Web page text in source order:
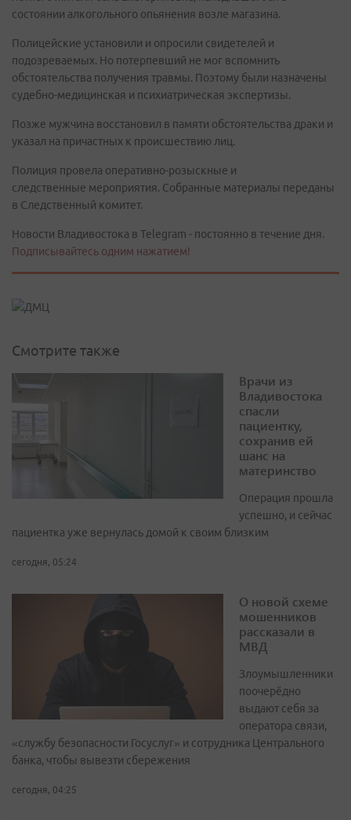
состоянии алкогольного опьянения возле магазина.
Полицейские установили и опросили свидетелей и
подозреваемых. Но потерпевший не мог вспомнить
обстоятельства получения травмы. Поэтому были назначены
судебно-медицинская и психиатрическая экспертизы.
Позже мужчина восстановил в памяти обстоятельства драки и
указал на причастных к происшествию лиц.
Полиция провела оперативно-розыскные и
следственные мероприятия. Собранные материалы переданы
в Следственный комитет.
Новости Владивостока в Telegram - постоянно в течение дня.
Подписывайтесь одним нажатием!
Смотрите также
Врачи из
Владивостока
спасли
пациентку,
сохранив ей
шанс на
материнство
Операция прошла
успешно, и сейчас
пациентка уже вернулась домой к своим близким
сегодня, 05:24
О новой схеме
мошенников
рассказали в
МВД
Злоумышленники
поочерёдно
выдают себя за
оператора связи,
«службу безопасности Госуслуг» и сотрудника Центрального
банка, чтобы вывезти сбережения
сегодня, 04:25